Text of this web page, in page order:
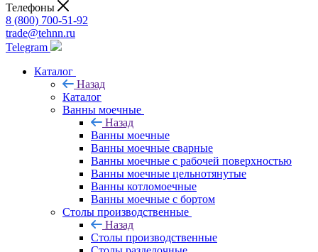
Телефоны
8 (800) 700-51-92
trade@tehnn.ru
Telegram
Каталог
Назад
Каталог
Ванны моечные
Назад
Ванны моечные
Ванны моечные сварные
Ванны моечные с рабочей поверхностью
Ванны моечные цельнотянутые
Ванны котломоечные
Ванны моечные с бортом
Столы производственные
Назад
Столы производственные